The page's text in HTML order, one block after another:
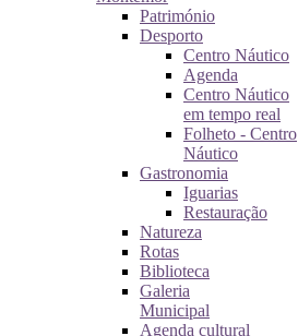
Património
Desporto
Centro Náutico
Agenda
Centro Náutico
em tempo real
Folheto - Centro
Náutico
Gastronomia
Iguarias
Restauração
Natureza
Rotas
Biblioteca
Galeria
Municipal
Agenda cultural